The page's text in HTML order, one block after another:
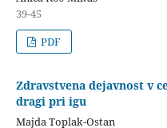
39-45
PDF
Zdravstvena dejavnost v
dragi pri igu
Majda Toplak-Ostan